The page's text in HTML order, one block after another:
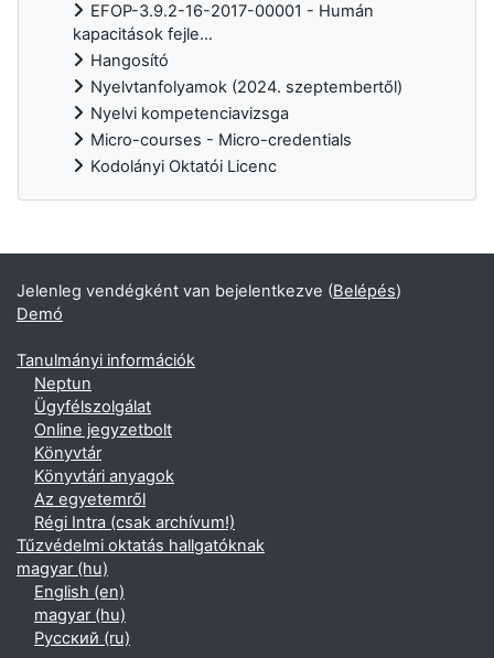
EFOP-3.9.2-16-2017-00001 - Humán
kapacitások fejle...
Hangosító
Nyelvtanfolyamok (2024. szeptembertől)
Nyelvi kompetenciavizsga
Micro-courses - Micro-credentials
Kodolányi Oktatói Licenc
Kiegészítő blokkok
Jelenleg vendégként van bejelentkezve (Belépés)
Demó
Tanulmányi információk
Neptun
Ügyfélszolgálat
Online jegyzetbolt
Könyvtár
Könyvtári anyagok
Az egyetemről
Régi Intra (csak archívum!)
Tűzvédelmi oktatás hallgatóknak
magyar ‎(hu)‎
English ‎(en)‎
magyar ‎(hu)‎
Русский ‎(ru)‎